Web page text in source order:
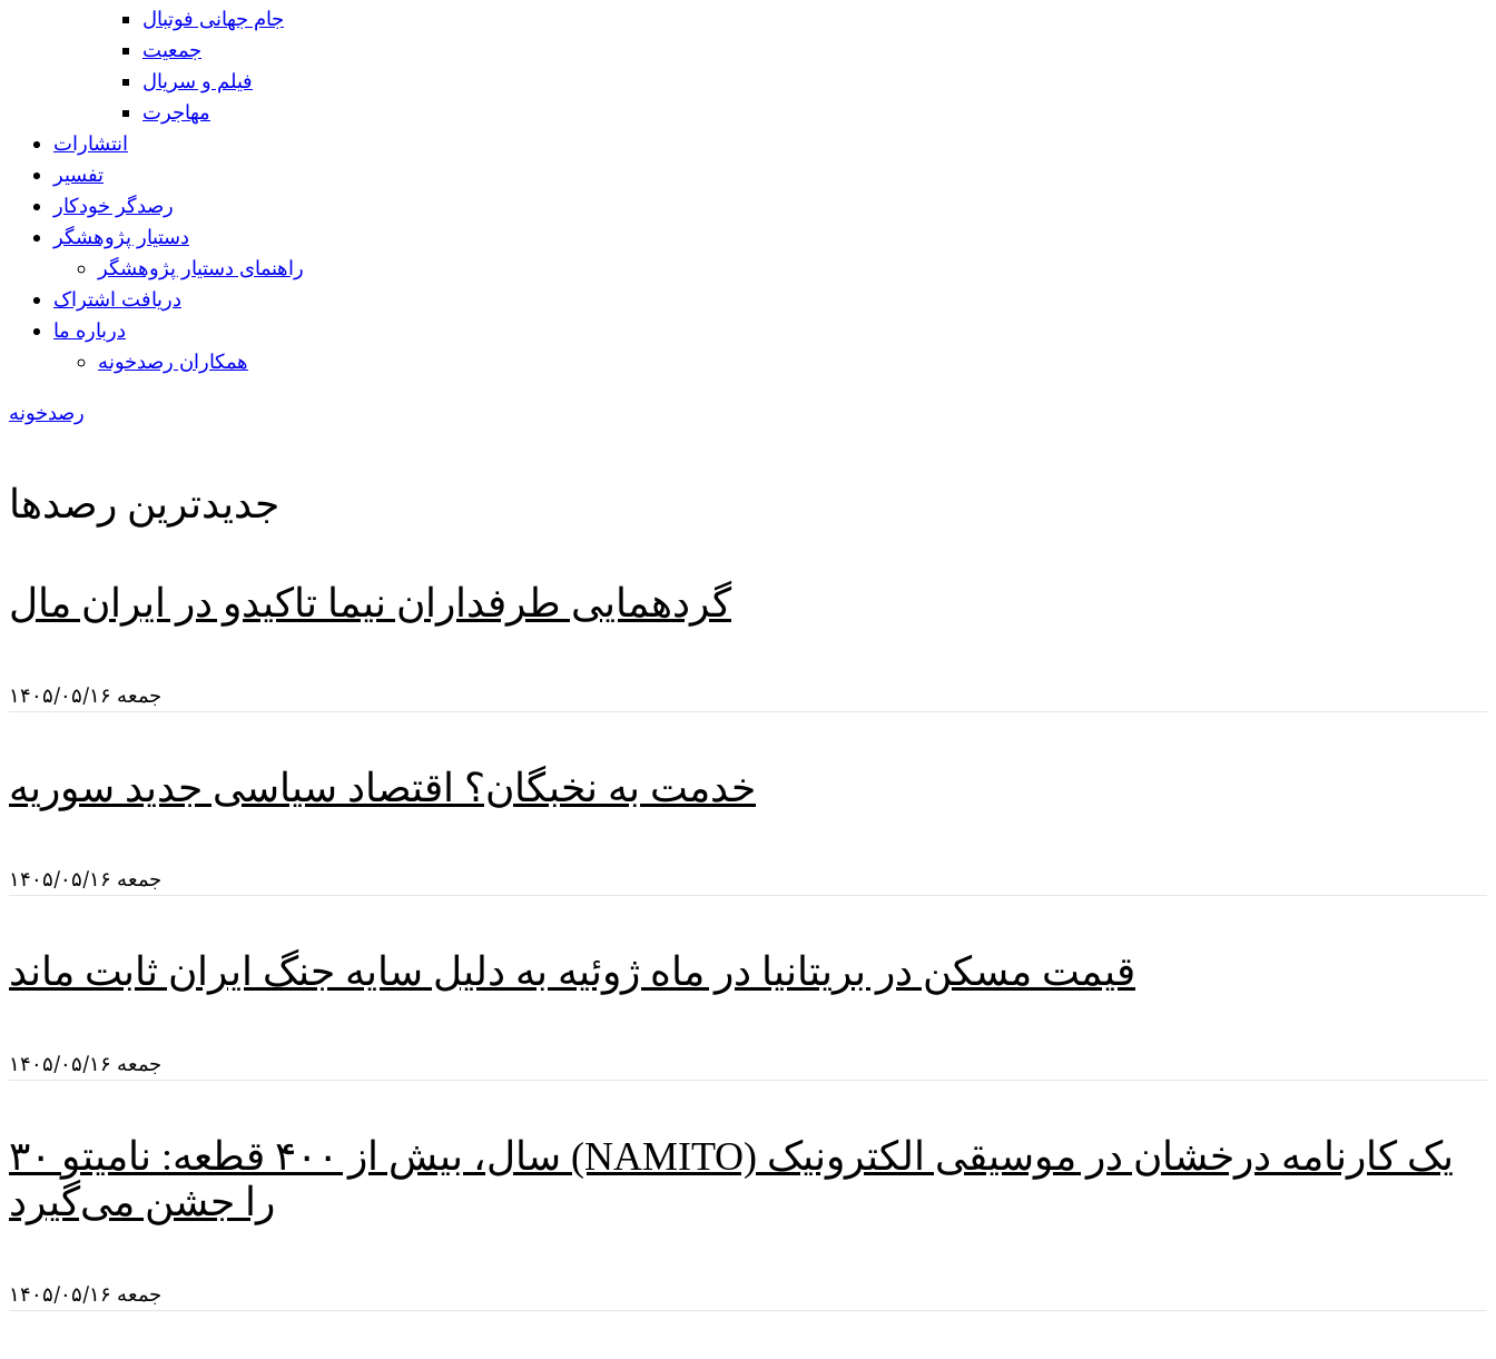
جام جهانی فوتبال
جمعیت
فیلم و سریال
مهاجرت
انتشارات
تفسیر
رصدگر خودکار
دستیار پژوهشگر
راهنمای دستیار پژوهشگر
دریافت اشتراک
درباره ما
همکاران رصدخونه
رصدخونه
جدیدترین رصدها
گردهمایی طرفداران نیما تاکیدو در ایران مال
جمعه ۱۴۰۵/۰۵/۱۶
خدمت به نخبگان؟ اقتصاد سیاسی جدید سوریه
جمعه ۱۴۰۵/۰۵/۱۶
قیمت مسکن در بریتانیا در ماه ژوئیه به دلیل سایه جنگ ایران ثابت ماند
جمعه ۱۴۰۵/۰۵/۱۶
۳۰ سال، بیش از ۴۰۰ قطعه: نامیتو (NAMITO) یک کارنامه درخشان در موسیقی الکترونیک
را جشن می‌گیرد
جمعه ۱۴۰۵/۰۵/۱۶